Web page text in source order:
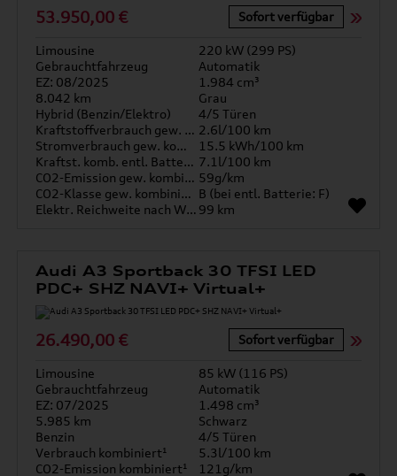
53.950,00 € Sofort verfügbar
Limousine
220 kW (299 PS)
Gebrauchtfahrzeug
Automatik
EZ: 08/2025
1.984 cm³
8.042 km
Grau
Hybrid (Benzin/Elektro)
4/5 Türen
Kraftstoffverbrauch gew. kombiniert 2.6l/100 km
Stromverbrauch gew. kombiniert
15.5 kWh/100 km
Kraftst. komb. entl. Batterie 7.1l/100 km
CO2-Emission gew. kombiniert 59g/km
CO2-Klasse gew. kombiniert B (bei entl. Batterie: F)
Elektr. Reichweite nach WLTP* 99 km
Audi A3 Sportback 30 TFSI LED
PDC+ SHZ NAVI+ Virtual+
26.490,00 € Sofort verfügbar
Limousine
85 kW (116 PS)
Gebrauchtfahrzeug
Automatik
EZ: 07/2025
1.498 cm³
5.985 km
Schwarz
Benzin
4/5 Türen
Verbrauch kombiniert¹
5.3l/100 km
CO2-Emission kombiniert¹
121g/km